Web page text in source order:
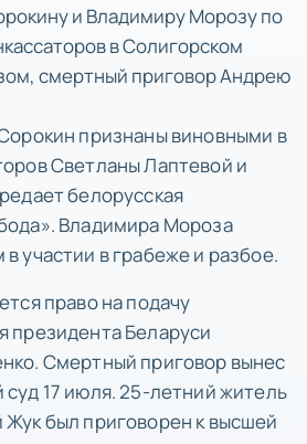
и Владимиру Морозу по
в Солигорском
смертный приговор Андрею
признаны виновными в
Светланы Лаптевой и
белорусская
Владимира Мороза
участии в грабеже и разбое.
право на подачу
президента Беларуси
Смертный приговор вынес
17 июля. 25-летний житель
был приговорен к высшей